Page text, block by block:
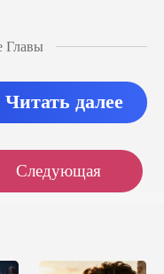
Главы
далее
Следующая